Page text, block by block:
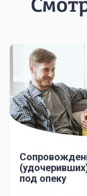
под опеку